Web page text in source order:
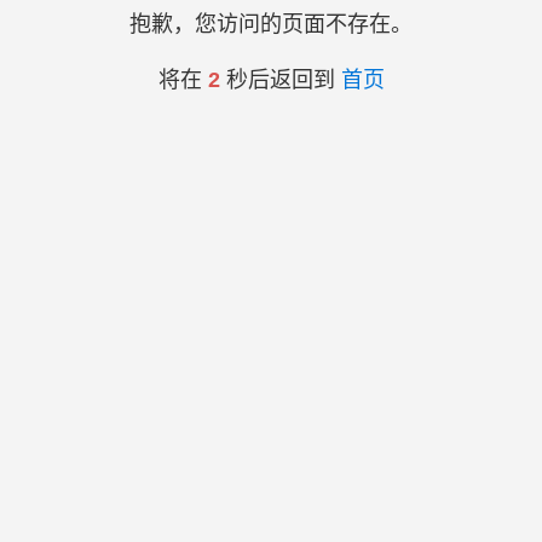
抱歉，您访问的页面不存在。
将在 2秒后返回到 首页